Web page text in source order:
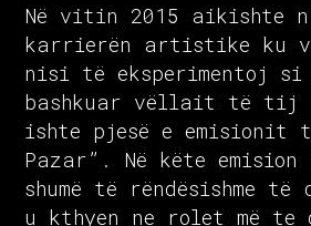
Në vitin 2015 aikishte
karrierën artistike ku
nisi të eksperimentoj
bashkuar vëllait të
ishte pjesë e emisionit
Pazar”. Në këte
shumë të rëndësishme
u kthyen ne rolet më te